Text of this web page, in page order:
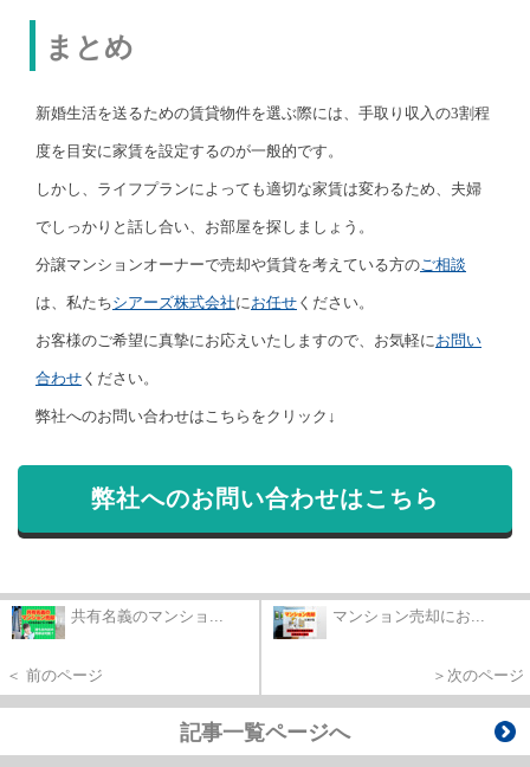
まとめ
新婚生活を送るための賃貸物件を選ぶ際には、手取り収入の3割程
度を目安に家賃を設定するのが一般的です。
しかし、ライフプランによっても適切な家賃は変わるため、夫婦
でしっかりと話し合い、お部屋を探しましょう。
分譲マンションオーナーで売却や賃貸を考えている方のご相談
は、私たちシアーズ株式会社にお任せ ください。
お客様のご希望に真摯にお応えいたしますので、お気軽にお問い
合わせ ください。
弊社へのお問い合わせはこちらをクリック↓
弊社へのお問い合わせはこちら
共有名義のマンショ...
＜ 前のページ
マンション売却にお...
＞次のページ
記事一覧ページへ